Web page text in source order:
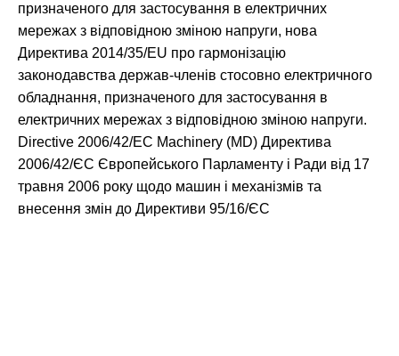
призначеного для застосування в електричних
мережах з відповідною зміною напруги, нова
Директива 2014/35/EU про гармонізацію
законодавства держав-членів стосовно електричного
обладнання, призначеного для застосування в
електричних мережах з відповідною зміною напруги.
Directive 2006/42/EC Machinery (MD) Директива
2006/42/ЄС Європейського Парламенту і Ради від 17
травня 2006 року щодо машин і механізмів та
внесення змін до Директиви 95/16/ЄС